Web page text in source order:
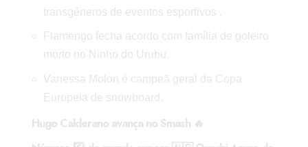
transgêneros de eventos esportivos .
Flamengo fecha acordo com família de goleiro
morto no Ninho do Urubu.
Vanessa Molon é campeã geral da Copa
Europeia de snowboard.
Hugo Calderano avança no Smash 🔥